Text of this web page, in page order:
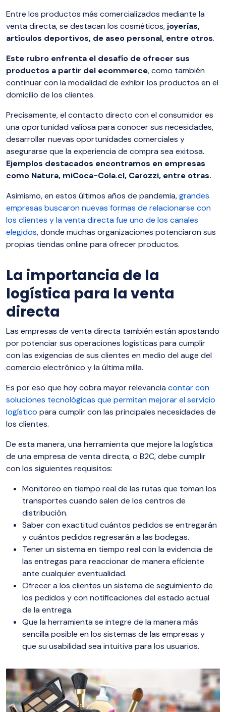
Entre los productos más comercializados mediante la
venta directa, se destacan los cosméticos, joyerías,
artículos deportivos, de aseo personal, entre otros.
Este rubro enfrenta el desafío de ofrecer sus
productos a partir del ecommerce, como también
continuar con la modalidad de exhibir los productos en el
domicilio de los clientes.
Precisamente, el contacto directo con el consumidor es
una oportunidad valiosa para conocer sus necesidades,
desarrollar nuevas oportunidades comerciales y
asegurarse que la experiencia de compra sea exitosa.
Ejemplos destacados encontramos en empresas
como Natura, miCoca-Cola.cl, Carozzi, entre otras.
Asimismo, en estos últimos años de pandemia,grandes
empresas buscaron nuevas formas de relacionarse con
los clientes y la venta directa fue uno de los canales
elegidos, donde muchas organizaciones potenciaron sus
propias tiendas online para ofrecer productos.
La importancia de la
logística para la venta
directa
Las empresas de venta directa también están apostando
por potenciar sus operaciones logísticas para cumplir
con las exigencias de sus clientes en medio del auge del
comercio electrónico y la última milla.
Es por eso que hoy cobra mayor relevancia contar con
soluciones tecnológicas que permitan mejorar el servicio
logístico para cumplir con las principales necesidades de
los clientes.
De esta manera, una herramienta que mejore la logística
de una empresa de venta directa, o B2C, debe cumplir
con los siguientes requisitos:
Monitoreo en tiempo real de las rutas que toman los
transportes cuando salen de los centros de
distribución.
Saber con exactitud cuántos pedidos se entregarán
y cuántos pedidos regresarán a las bodegas.
Tener un sistema en tiempo real con la evidencia de
las entregas para reaccionar de manera eficiente
ante cualquier eventualidad.
Ofrecer a los clientes un sistema de seguimiento de
los pedidos y con notificaciones del estado actual
de la entrega.
Que la herramienta se integre de la manera más
sencilla posible en los sistemas de las empresas y
que su usabilidad sea intuitiva para los usuarios.